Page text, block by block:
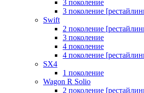
3 поколение
3 поколение
Swift
2 поколение
3 поколение
4 поколение
4 поколение
SX4
1 поколение
Wagon R Solio
2 поколение